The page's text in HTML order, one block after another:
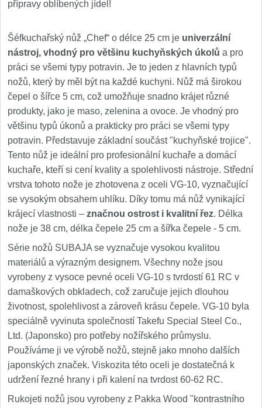
přípravy oblíbených jídel!
Šéfkuchařský nůž „Chef“ o délce 25 cm je univerzální
nástroj, vhodný pro většinu kuchyňských úkolů a pro
práci se všemi typy potravin. Je to jeden z hlavních typů
nožů, který by měl být na každé kuchyni. Nůž má širokou
čepel o šířce 5 cm, což umožňuje snadno krájet různé
produkty, jako je maso, zelenina a ovoce. Je vhodný pro
většinu typů úkonů a prakticky pro práci se všemi typy
potravin. Představuje základní součást "kuchyňské trojice".
Tento nůž je ideální pro profesionální kuchaře a domácí
kuchaře, kteří si cení kvality a spolehlivosti nástroje. Střední
vrstva tohoto nože je zhotovena z oceli VG-10, vyznačující
se vysokým obsahem uhlíku. Díky tomu má nůž vynikající
krájecí vlastnosti – značnou ostrost i kvalitní řez. Délka
nože je 38 cm, délka čepele 25 cm a šířka čepele - 5 cm.
Série nožů SUBAJA se vyznačuje vysokou kvalitou
materiálů a výrazným designem. Všechny nože jsou
vyrobeny z vysoce pevné oceli VG-10 s tvrdostí 61 RC v
damaškových obkladech, což zaručuje jejich dlouhou
životnost, spolehlivost a zároveň krásu čepele. VG-10 byla
speciálně vyvinuta společností Takefu Special Steel Co.,
Ltd. (Japonsko) pro potřeby nožířského průmyslu.
Používáme ji ve výrobě nožů, stejně jako mnoho dalších
japonských značek. Viskozita této oceli je dostatečná k
udržení řezné hrany i při kalení na tvrdost 60-62 RC.
Rukojeti nožů jsou vyrobeny z Pakka Wood "kontrastního